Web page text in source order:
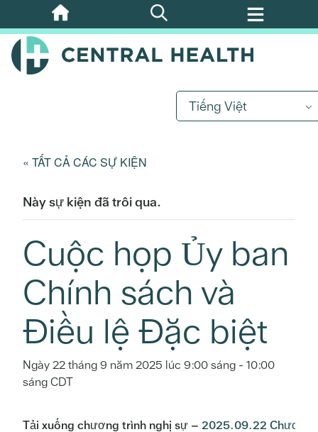
Bỏ
qua
nội
Tiếng Việt
« TẤT CẢ CÁC SỰ KIỆN
Này sự kiện đã trôi qua.
Cuộc họp Ủy ban
Chính sách và
Điều lệ Đặc biệt
Ngày 22 tháng 9 năm 2025 lúc 9:00 sáng - 10:00
sángCDT
Tải xuống chương trình nghị sự – 2025.09.22 Chương